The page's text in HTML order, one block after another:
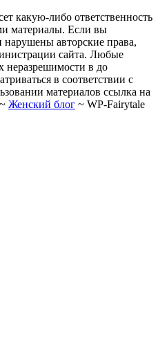
какую-либо ответственность
материалы. Если вы
нарушены авторские права,
сайта. Любые
неразрешимости в до
в соответствии с
материалов ссылка на
~ Женский блог ~ WP-Fairytale